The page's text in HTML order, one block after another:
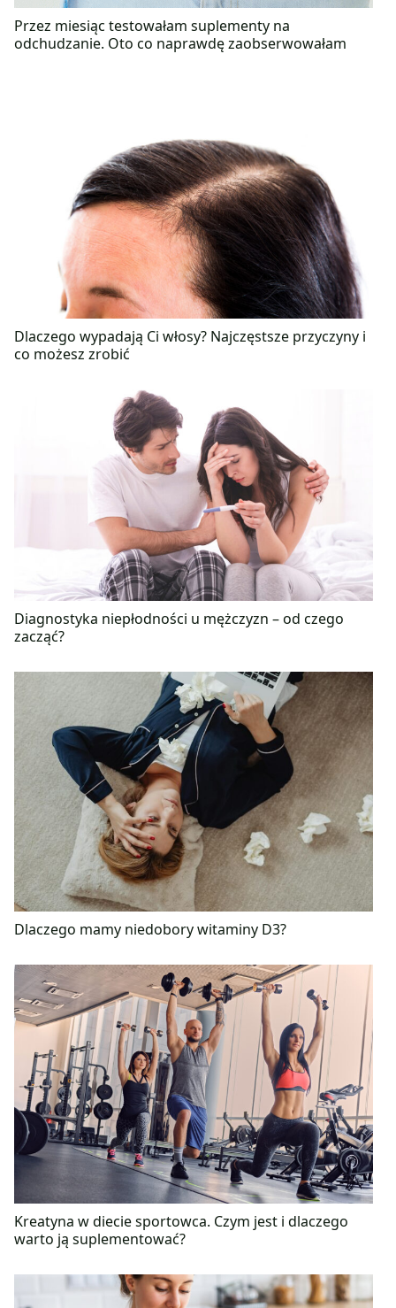
Przez miesiąc testowałam suplementy na
odchudzanie. Oto co naprawdę zaobserwowałam
Dlaczego wypadają Ci włosy? Najczęstsze przyczyny i
co możesz zrobić
Diagnostyka niepłodności u mężczyzn – od czego
zacząć?
Dlaczego mamy niedobory witaminy D3?
Kreatyna w diecie sportowca. Czym jest i dlaczego
warto ją suplementować?